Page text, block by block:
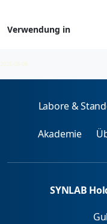
Verwendung in
2026-08-08
Labore &
Akademie
SYNLAB